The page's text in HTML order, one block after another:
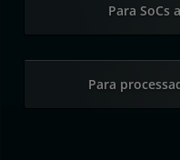
Para SoCs
Para